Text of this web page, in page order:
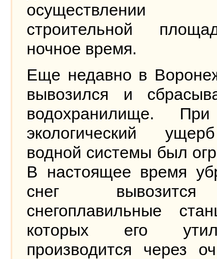
осуществлении
строительной
ночное время.
Еще недавно в
вывозился и
водохранилище.
экологический
водной системы был
В настоящее время
снег
снегоплавильные
которых его
производится через